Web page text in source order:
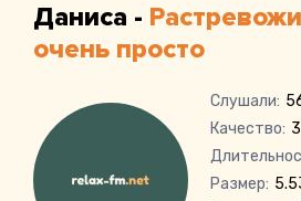
Даниса -
очень просто
Слушали:
Качество:
Размер: